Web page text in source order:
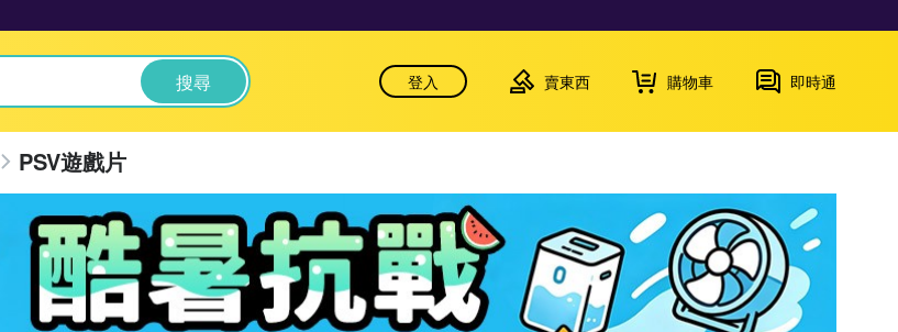
搜尋 登入 賣東西 購物車 即時通
PSV遊戲片